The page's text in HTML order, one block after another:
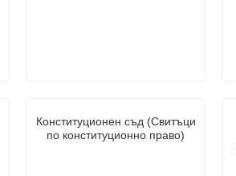
Конституционен съд (Свитъци
по конституционно право)